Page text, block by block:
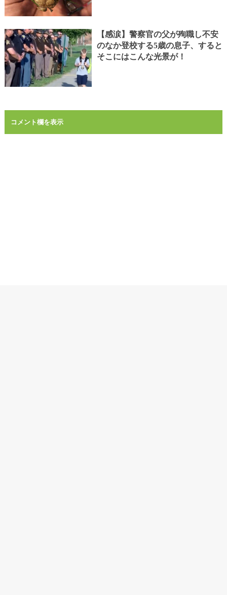
【感涙】警察官の父が殉職し不安
のなか登校する5歳の息子、すると
そこにはこんな光景が！
コメント欄を表示